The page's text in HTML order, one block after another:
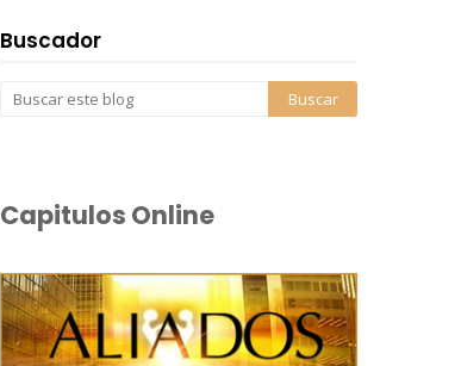
Buscador
Capitulos Online